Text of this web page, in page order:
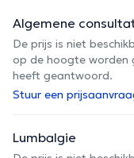
Algemene
De prijs is niet
op de hoogte worden
heeft geantwoord.
Stuur een
Lumbalgie